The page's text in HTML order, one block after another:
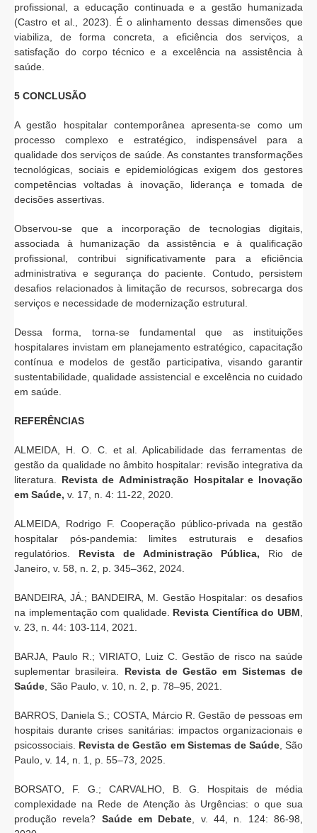
profissional, a educação continuada e a gestão humanizada
(Castro et al., 2023). É o alinhamento dessas dimensões que
viabiliza, de forma concreta, a eficiência dos serviços, a
satisfação do corpo técnico e a excelência na assistência à
saúde.
5 CONCLUSÃO
A gestão hospitalar contemporânea apresenta-se como um
processo complexo e estratégico, indispensável para a
qualidade dos serviços de saúde. As constantes transformações
tecnológicas, sociais e epidemiológicas exigem dos gestores
competências voltadas à inovação, liderança e tomada de
decisões assertivas.
Observou-se que a incorporação de tecnologias digitais,
associada à humanização da assistência e à qualificação
profissional, contribui significativamente para a eficiência
administrativa e segurança do paciente. Contudo, persistem
desafios relacionados à limitação de recursos, sobrecarga dos
serviços e necessidade de modernização estrutural.
Dessa forma, torna-se fundamental que as instituições
hospitalares invistam em planejamento estratégico, capacitação
contínua e modelos de gestão participativa, visando garantir
sustentabilidade, qualidade assistencial e excelência no cuidado
em saúde.
REFERÊNCIAS
ALMEIDA, H. O. C. et al. Aplicabilidade das ferramentas de
gestão da qualidade no âmbito hospitalar: revisão integrativa da
literatura. Revista de Administração Hospitalar e Inovação
em Saúde, v. 17, n. 4: 11-22, 2020.
ALMEIDA, Rodrigo F. Cooperação público-privada na gestão
hospitalar pós-pandemia: limites estruturais e desafios
regulatórios. Revista de Administração Pública, Rio de
Janeiro, v. 58, n. 2, p. 345–362, 2024.
BANDEIRA, JÁ.; BANDEIRA, M. Gestão Hospitalar: os desafios
na implementação com qualidade. Revista Científica do UBM,
v. 23, n. 44: 103-114, 2021.
BARJA, Paulo R.; VIRIATO, Luiz C. Gestão de risco na saúde
suplementar brasileira. Revista de Gestão em Sistemas de
Saúde, São Paulo, v. 10, n. 2, p. 78–95, 2021.
BARROS, Daniela S.; COSTA, Márcio R. Gestão de pessoas em
hospitais durante crises sanitárias: impactos organizacionais e
psicossociais. Revista de Gestão em Sistemas de Saúde, São
Paulo, v. 14, n. 1, p. 55–73, 2025.
BORSATO, F. G.; CARVALHO, B. G. Hospitais de média
complexidade na Rede de Atenção às Urgências: o que sua
produção revela? Saúde em Debate, v. 44, n. 124: 86-98,